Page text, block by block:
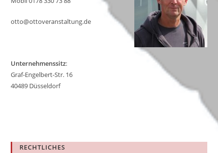
otto@ottoveranstaltung.de
Unternehmenssitz:
Graf-Engelbert-Str. 16
40489 Düsseldorf
RECHTLICHES